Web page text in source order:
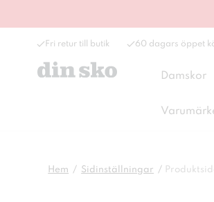
Fri retur till butik 60 dagars öppet
Damskor
Hem Sidinställningar